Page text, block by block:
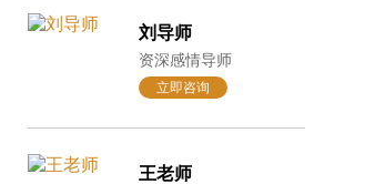
刘导师
资深感情导师
立即咨询
王老师